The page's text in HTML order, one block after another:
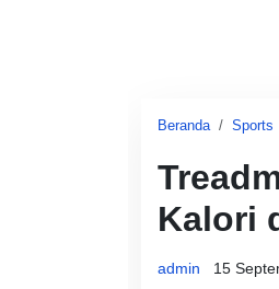
Beranda Sports
Kalori
admin 15